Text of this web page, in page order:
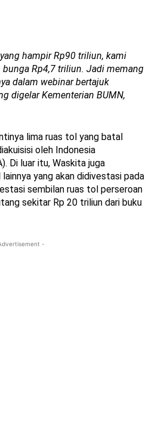
hampir Rp90 triliun, kami
Rp4,7 triliun. Jadi memang
dalam webinar bertajuk
digelar Kementerian BUMN,
lima ruas tol yang batal
oleh Indonesia
Di luar itu, Waskita juga
yang akan didivestasi pada
sembilan ruas tol perseroan
sekitar Rp 20 triliun dari buku
-